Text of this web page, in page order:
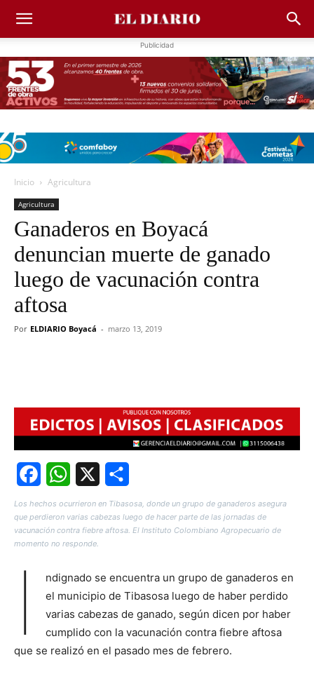
Publicidad
Inicio Agricultura
Agricultura
Ganaderos en Boyacá
denuncian muerte de ganado
luego de vacunación contra
aftosa
Por ELDIARIO Boyacá - marzo 13, 2019
FacebookWhatsApp
X Share
Los hechos ocurrieron en Tibasosa, donde un grupo de ganaderos asegura
que perdieron varias cabezas luego de hacer parte de las jornadas de
vacunación contra fiebre aftosa. El Instituto Colombiano Agropecuario de
momento no responde.
I
ndignado se encuentra un grupo de ganaderos en
el municipio de Tibasosa luego de haber perdido
varias cabezas de ganado, según dicen por haber
cumplido con la vacunación contra fiebre aftosa
que se realizó en el pasado mes de febrero.